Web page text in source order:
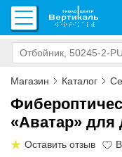
Магазин Каталог
«Аватар» для
Оставить отзыв